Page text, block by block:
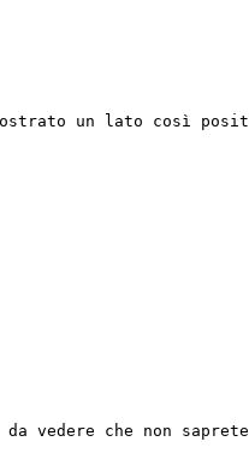
un lato così
vedere che non